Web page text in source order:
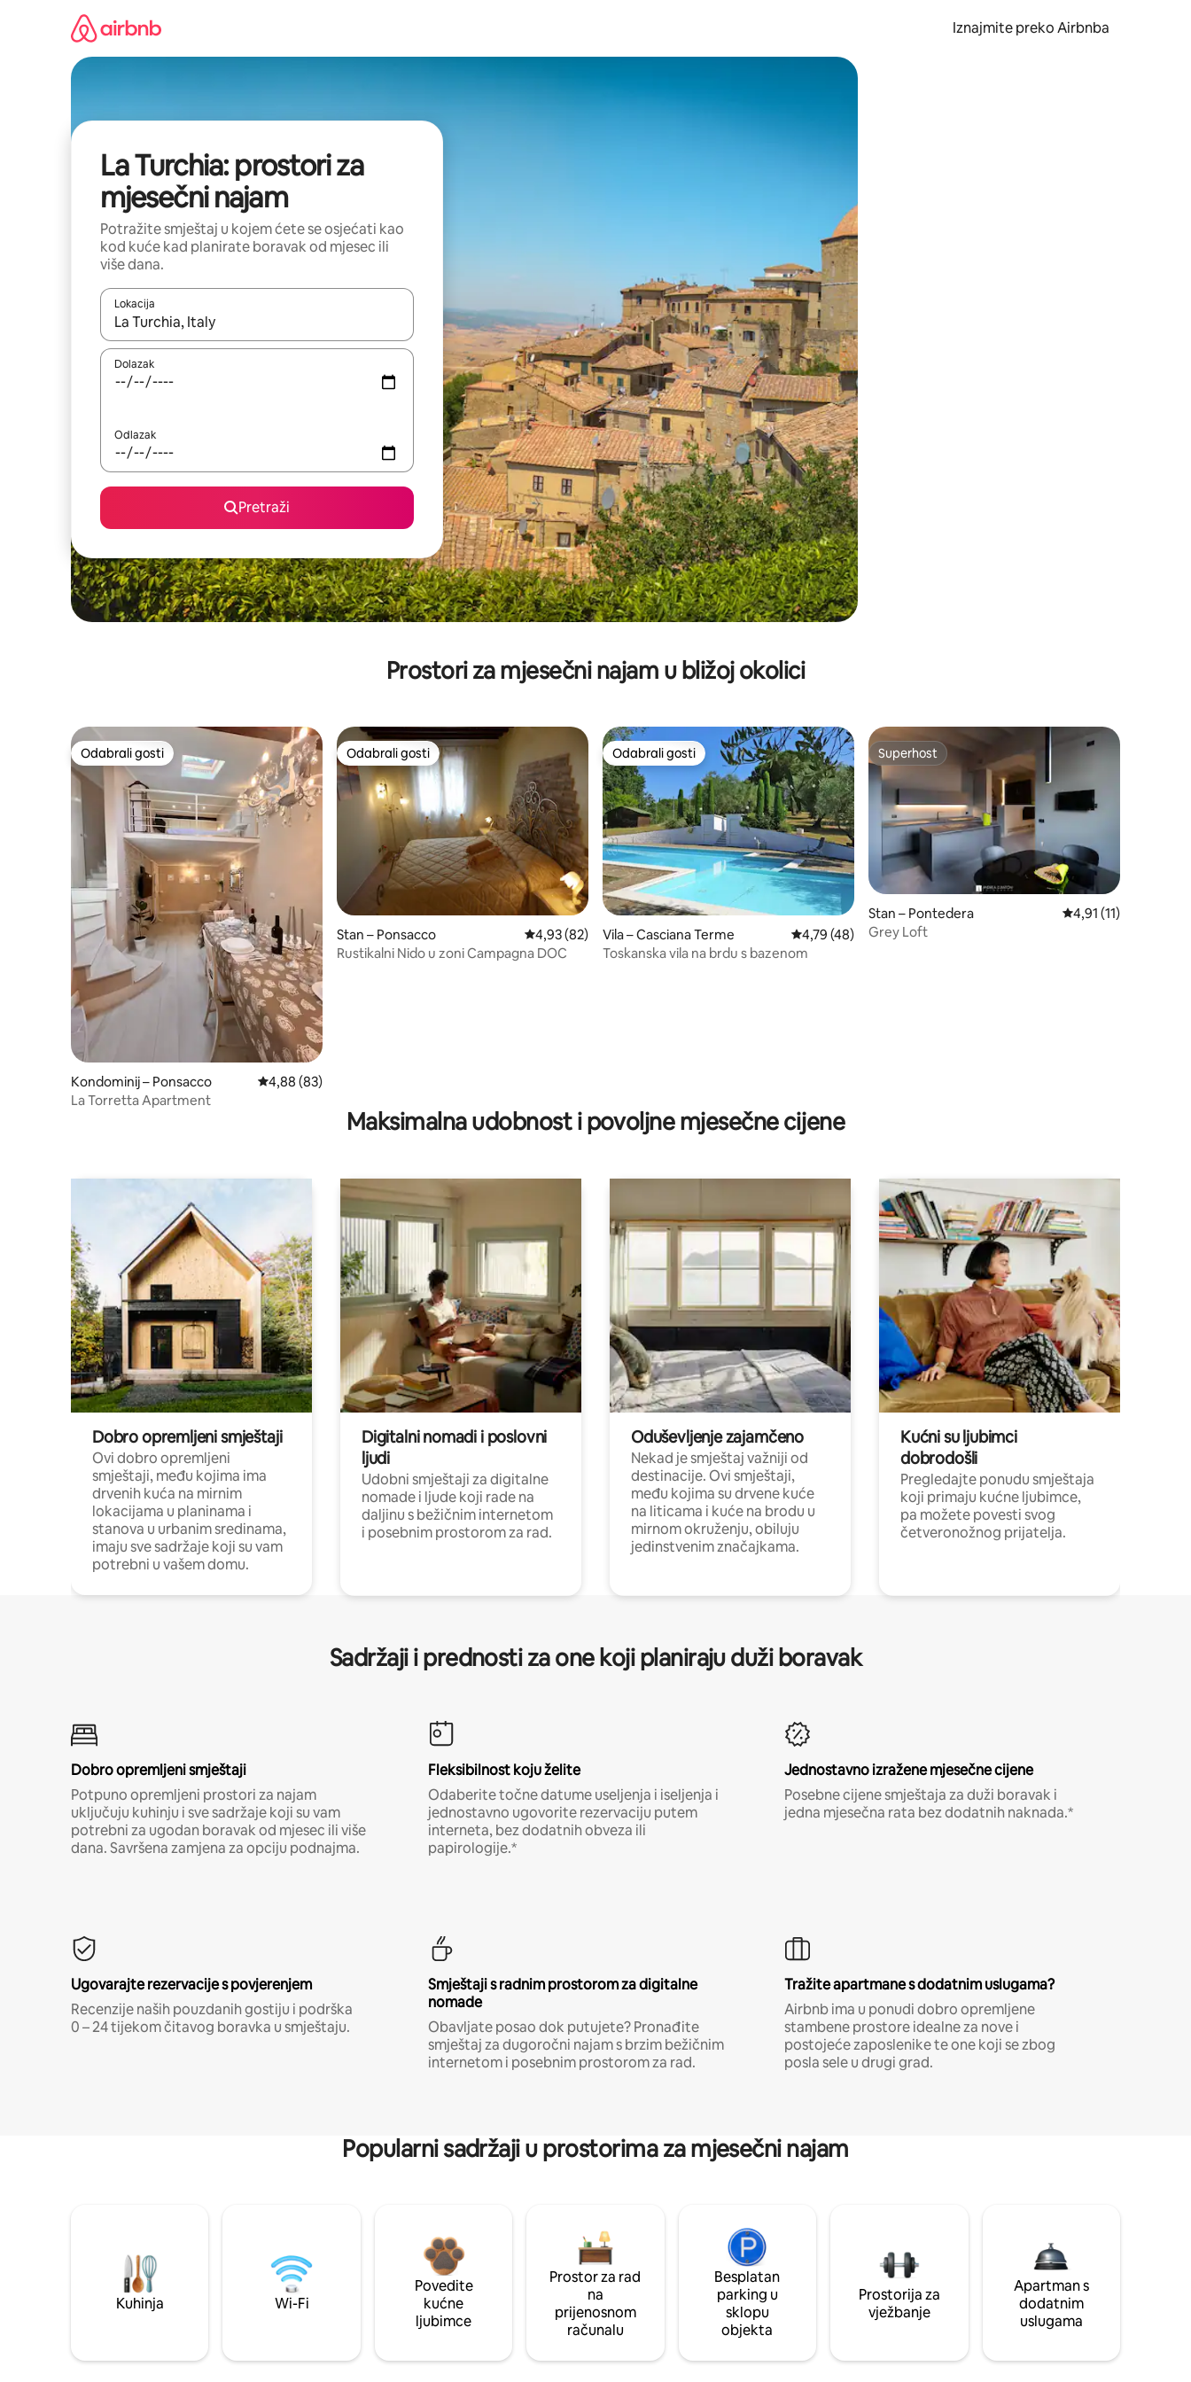
Iznajmite preko Airbnba
La Turchia: prostori za
mjesečni najam
Potražite smještaj u kojem ćete se osjećati kao
kod kuće kad planirate boravak od mjesec ili
više dana.
Lokacija
Kada budu dostupni rezultati, moći ćete ih pregledati koristeći se strelicama prema gore i prema dolje, kao i dodirom ili prelaskom prstom po zaslonu.
Dolazak
Odlazak
Pretraži
Prostori za mjesečni najam u bližoj okolici
Odabrali gosti
Odabrali gosti
Kondominij – Ponsacco Prosječna ocjena: 4,88/5, recenzija: 83
4,88 (83)
La Torretta Apartment
Odabrali gosti
Odabrali gosti
Stan – Ponsacco Prosječna ocjena: 4,93/5, recenzija: 82
4,93 (82)
Rustikalni Nido u zoni Campagna DOC
Odabrali gosti
Odabrali gosti
Vila – Casciana Terme Prosječna ocjena: 4,79/5, recenzija: 48
4,79 (48)
Toskanska vila na brdu s bazenom
Superhost
Superhost
Stan – Pontedera Prosječna ocjena:
4,91 (11)
Grey Loft
Maksimalna udobnost i povoljne mjesečne cijene
Dobro opremljeni smještaji
Ovi dobro opremljeni
smještaji, među kojima ima
drvenih kuća na mirnim
lokacijama u planinama i
stanova u urbanim sredinama,
imaju sve sadržaje koji su vam
potrebni u vašem domu.
Digitalni nomadi i poslovni
ljudi
Udobni smještaji za digitalne
nomade i ljude koji rade na
daljinu s bežičnim internetom
i posebnim prostorom za rad.
Oduševljenje zajamčeno
Nekad je smještaj važniji od
destinacije. Ovi smještaji,
među kojima su drvene kuće
na liticama i kuće na brodu u
mirnom okruženju, obiluju
jedinstvenim značajkama.
Kućni su ljubimci
dobrodošli
Pregledajte ponudu smještaja
koji primaju kućne ljubimce,
pa možete povesti svog
četveronožnog prijatelja.
Sadržaji i prednosti za one koji planiraju duži boravak
Dobro opremljeni smještaji
Potpuno opremljeni prostori za najam
uključuju kuhinju i sve sadržaje koji su vam
potrebni za ugodan boravak od mjesec ili više
dana. Savršena zamjena za opciju podnajma.
Fleksibilnost koju želite
Odaberite točne datume useljenja i iseljenja i
jednostavno ugovorite rezervaciju putem
interneta, bez dodatnih obveza ili
papirologije.*
Jednostavno izražene mjesečne cijene
Posebne cijene smještaja za duži boravak i
jedna mjesečna rata bez dodatnih naknada.*
Ugovarajte rezervacije s povjerenjem
Recenzije naših pouzdanih gostiju i podrška
0 – 24 tijekom čitavog boravka u smještaju.
Smještaji s radnim prostorom za digitalne
nomade
Obavljate posao dok putujete? Pronađite
smještaj za dugoročni najam s brzim bežičnim
internetom i posebnim prostorom za rad.
Tražite apartmane s dodatnim uslugama?
Airbnb ima u ponudi dobro opremljene
stambene prostore idealne za nove i
postojeće zaposlenike te one koji se zbog
posla sele u drugi grad.
Popularni sadržaji u prostorima za mjesečni najam
Kuhinja Wi-Fi
Povedite
kućne
ljubimce
Prostor za rad
na
prijenosnom
računalu
Besplatan
parking u
sklopu
objekta
Prostorija za
vježbanje
Apartman s
dodatnim
uslugama